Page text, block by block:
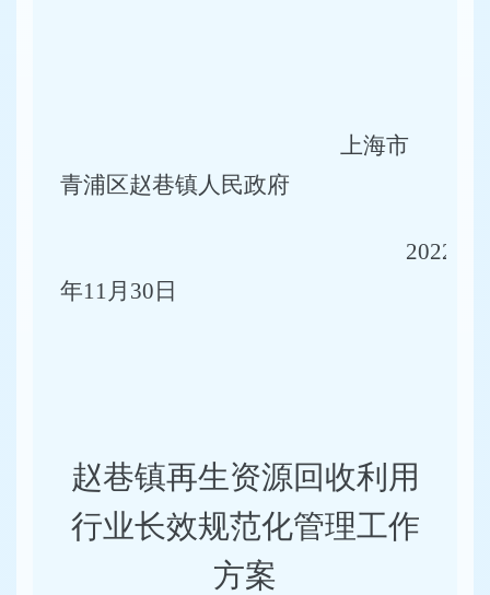
上海市
青浦区赵巷镇人民政府
2022
年11月 30 日
赵巷镇再生资源回收利用
行业长效规范化管理工作
方案